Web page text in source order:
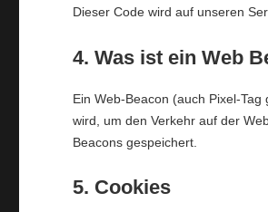
Dieser Code wird auf unseren
4. Was ist ein Web
Ein Web-Beacon (auch Pixel-
wird, um den Verkehr auf der
Beacons gespeichert.
5. Cookies